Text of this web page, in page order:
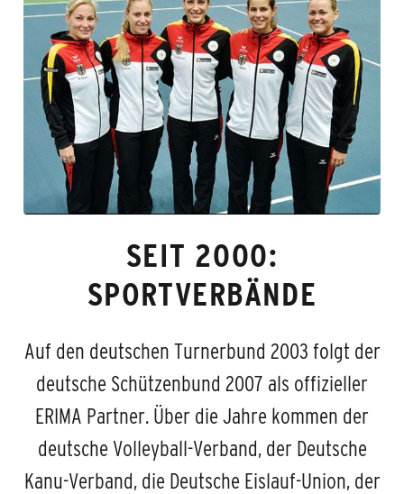
SEIT 2000:
SPORTVERBÄNDE
Auf den deutschen Turnerbund 2003 folgt der
deutsche Schützenbund 2007 als offizieller
ERIMA Partner. Über die Jahre kommen der
deutsche Volleyball-Verband, der Deutsche
Kanu-Verband, die Deutsche Eislauf-Union, der